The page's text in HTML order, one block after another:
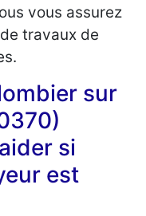
vous assurez
travaux de
sur
si
est